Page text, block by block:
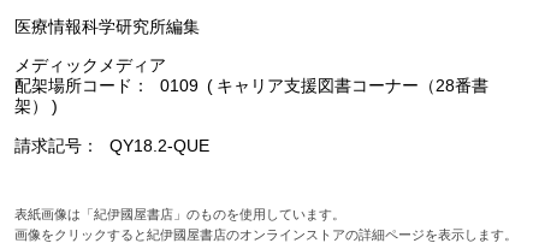
医療情報科学研究所編集
メディックメディア
配架場所コード
0109
キャリア支援図書コーナー（28番書
架）
請求記号 QY18.2-QUE
表紙画像は「紀伊國屋書店」のものを使用しています。
画像をクリックすると紀伊國屋書店のオンラインストアの詳細ページを表示します。